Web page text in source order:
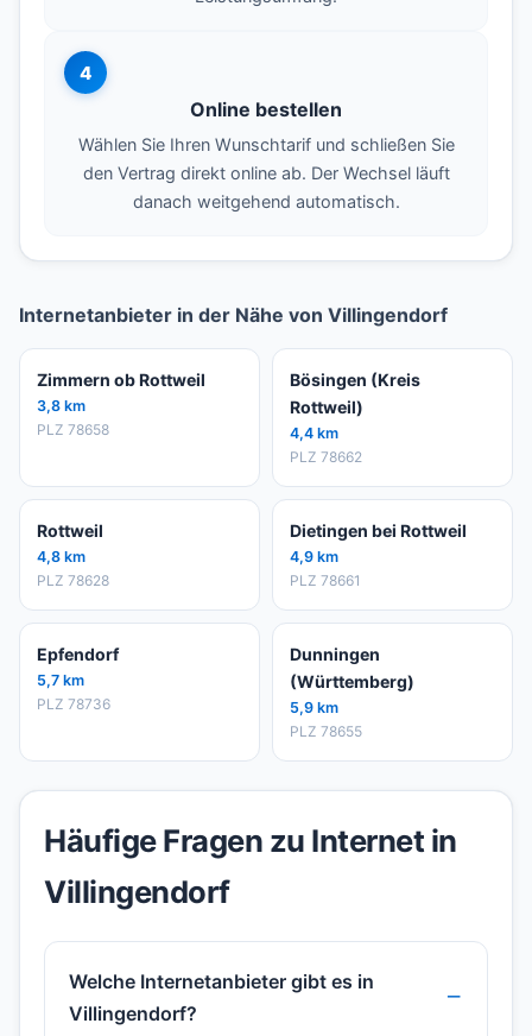
4
Online bestellen
Wählen Sie Ihren Wunschtarif und schließen Sie
den Vertrag direkt online ab. Der Wechsel läuft
danach weitgehend automatisch.
Internetanbieter in der Nähe von Villingendorf
Zimmern ob Rottweil
3,8 km
PLZ 78658
Bösingen (Kreis
Rottweil)
4,4 km
PLZ 78662
Rottweil
4,8 km
PLZ 78628
Dietingen bei Rottweil
4,9 km
PLZ 78661
Epfendorf
5,7 km
PLZ 78736
Dunningen
(Württemberg)
5,9 km
PLZ 78655
Häufige Fragen zu Internet in
Villingendorf
Welche Internetanbieter gibt es in
Villingendorf?